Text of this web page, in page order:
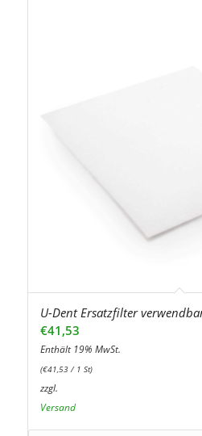
U-Dent Ersatzfilter
€41,53
Enthält 19% MwSt.
(€41,53/ 1 St)
zzgl.
Versand